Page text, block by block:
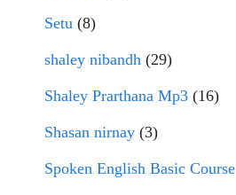
Setu (8)
shaley nibandh (29)
Shaley Prarthana Mp3 (16)
Shasan nirnay (3)
Spoken English Basic Course